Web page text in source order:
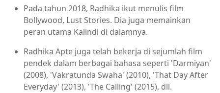
Pada tahun 2018, Radhika ikut menulis film
Bollywood, Lust Stories. Dia juga memainkan
peran utama Kalindi di dalamnya.
Radhika Apte juga telah bekerja di sejumlah film
pendek dalam berbagai bahasa seperti 'Darmiyan'
(2008), 'Vakratunda Swaha' (2010), 'That Day After
Everyday' (2013), 'The Calling' (2015), dll.